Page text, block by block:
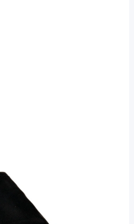
- Wasserschutz
- 1 Stück